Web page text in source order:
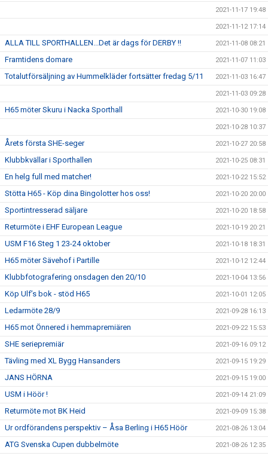
2021-11-17 19:48
2021-11-12 17:14
ALLA TILL SPORTHALLEN...Det är dags för DERBY !! 2021-11-08 08:21
Framtidens domare 2021-11-07 11:03
Totalutförsäljning av Hummelkläder fortsätter fredag 5/11 2021-11-03 16:47
2021-11-03 09:28
H65 möter Skuru i Nacka Sporthall 2021-10-30 19:08
2021-10-28 10:37
Årets första SHE-seger 2021-10-27 20:58
Klubbkvällar i Sporthallen 2021-10-25 08:31
En helg full med matcher! 2021-10-22 15:52
Stötta H65 - Köp dina Bingolotter hos oss! 2021-10-20 20:00
Sportintresserad säljare 2021-10-20 18:58
Returmöte i EHF European League 2021-10-19 20:21
USM F16 Steg 1 23-24 oktober 2021-10-18 18:31
H65 möter Sävehof i Partille 2021-10-12 12:44
Klubbfotografering onsdagen den 20/10 2021-10-04 13:56
Köp Ulf’s bok - stöd H65 2021-10-01 12:05
Ledarmöte 28/9 2021-09-28 16:13
H65 mot Önnered i hemmapremiären 2021-09-22 15:53
SHE seriepremiär 2021-09-16 09:12
Tävling med XL Bygg Hansanders 2021-09-15 19:29
JANS HÖRNA 2021-09-15 19:00
USM i Höör ! 2021-09-14 21:09
Returmöte mot BK Heid 2021-09-09 15:38
Ur ordförandens perspektiv – Åsa Berling i H65 Höör 2021-08-26 13:04
ATG Svenska Cupen dubbelmöte 2021-08-26 12:35